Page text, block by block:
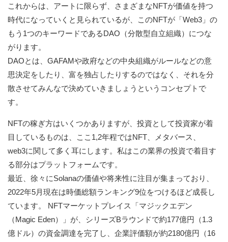
これからは、アートに限らず、さまざまなNFTが価値を持つ
時代になっていくと見られているが、このNFTが「Web3」の
もう1つのキーワードであるDAO（分散型自立組織）につな
がります。
DAOとは、GAFAMや政府などの中央組織がルールなどの意
思決定をしたり、富を独占したりするのではなく、それを分
散させてみんなで決めていきましょうというコンセプトで
す。
NFTの稼ぎ方はいくつかありますが、投資として投資家が着
目しているものは、ここ1,2年程ではNFT、メタバース、
web3に関して多く耳にします。私はこの業界の投資で着目す
る部分はプラットフォームです。
最近、徐々にSolanaの価値や将来性に注目が集まっており、
2022年5月現在は時価総額ランキング9位をつけるほど成長し
ています。 NFTマーケットプレイス「マジックエデン
（Magic Eden）」が、シリーズBラウンドで約177億円（1.3
億ドル）の資金調達を完了し、企業評価額が約2180億円（16